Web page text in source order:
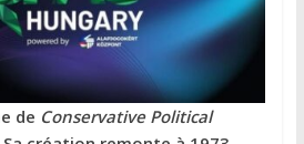
de Conservative Political